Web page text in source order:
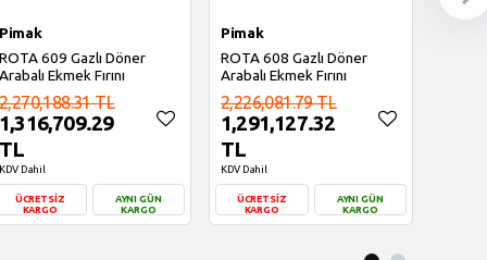
Pimak
ROTA 609 Gazlı Döner
Arabalı Ekmek Fırını
2,270,188.31 TL
1,316,709.29
TL
KDV Dahil
ÜCRETSİZ
KARGO
AYNI GÜN
KARGO
Pimak
ROTA 608 Gazlı Döner
Arabalı Ekmek Fırını
2,226,081.79 TL
1,291,127.32
TL
KDV Dahil
ÜCRETSİZ
KARGO
AYNI GÜN
KARGO